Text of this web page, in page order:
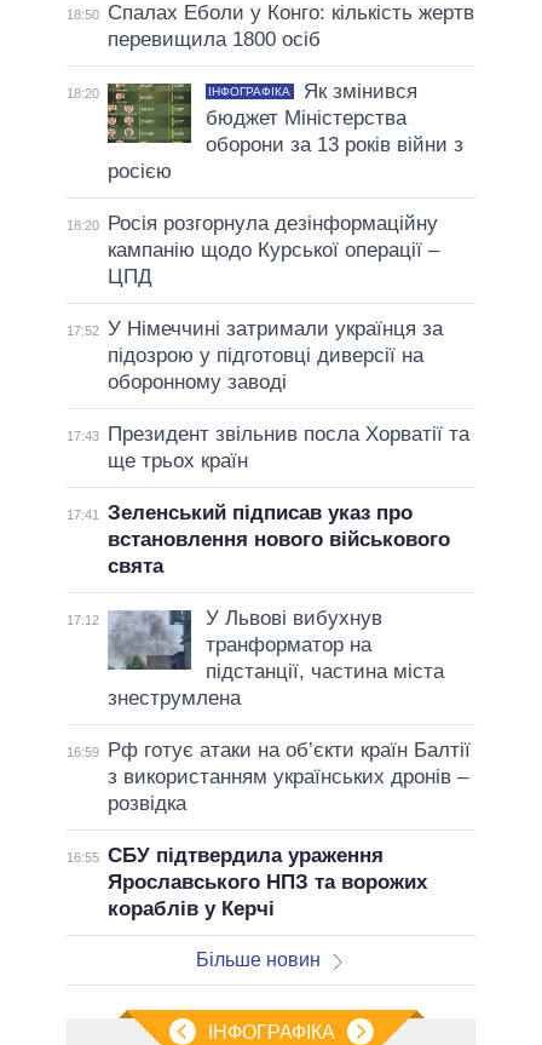
18:50
Спалах Еболи у Конго: кількість жертв
перевищила 1800 осіб
18:20 ІНФОГРАФІКА
Як змінився
бюджет Міністерства
оборони за 13 років війни з
росією
18:20
Росія розгорнула дезінформаційну
кампанію щодо Курської операції –
ЦПД
17:52 У Німеччині затримали українця за
підозрою у підготовці диверсії на
оборонному заводі
17:43
Президент звільнив посла Хорватії та
ще трьох країн
17:41
Зеленський підписав указ про
встановлення нового військового
свята
17:12
У Львові вибухнув
транформатор на
підстанції, частина міста
знеструмлена
16:59
Рф готує атаки на об’єкти країн Балтії
з використанням українських дронів –
розвідка
16:55 СБУ підтвердила ураження
Ярославського НПЗ та ворожих
кораблів у Керчі
Більше новин
ІНФОГРАФІКА